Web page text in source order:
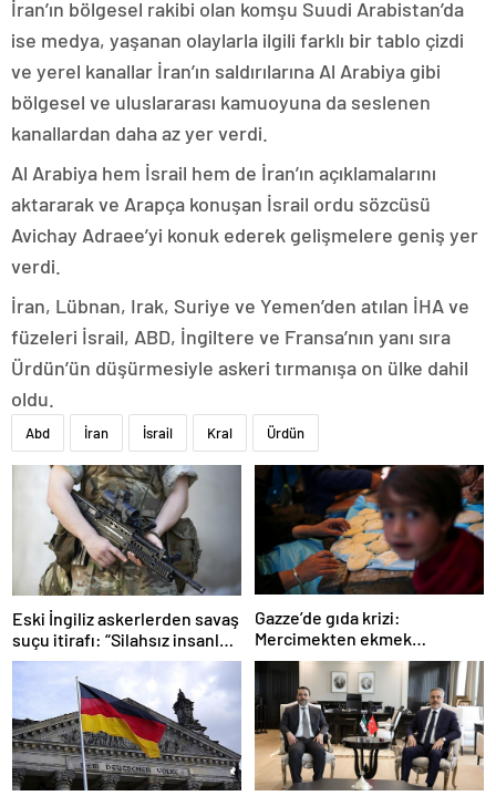
İran’ın bölgesel rakibi olan komşu Suudi Arabistan’da
ise medya, yaşanan olaylarla ilgili farklı bir tablo çizdi
ve yerel kanallar İran’ın saldırılarına Al Arabiya gibi
bölgesel ve uluslararası kamuoyuna da seslenen
kanallardan daha az yer verdi.
Al Arabiya hem İsrail hem de İran’ın açıklamalarını
aktararak ve Arapça konuşan İsrail ordu sözcüsü
Avichay Adraee’yi konuk ederek gelişmelere geniş yer
verdi.
İran, Lübnan, Irak, Suriye ve Yemen’den atılan İHA ve
füzeleri İsrail, ABD, İngiltere ve Fransa’nın yanı sıra
Ürdün’ün düşürmesiyle askeri tırmanışa on ülke dahil
oldu.
Abd İran İsrail Kral Ürdün
Eski İngiliz askerlerden savaş
suçu itirafı: “Silahsız insanları
uykuda öldürdüler”
Gazze’de gıda krizi:
Mercimekten ekmek
yapıyorlar